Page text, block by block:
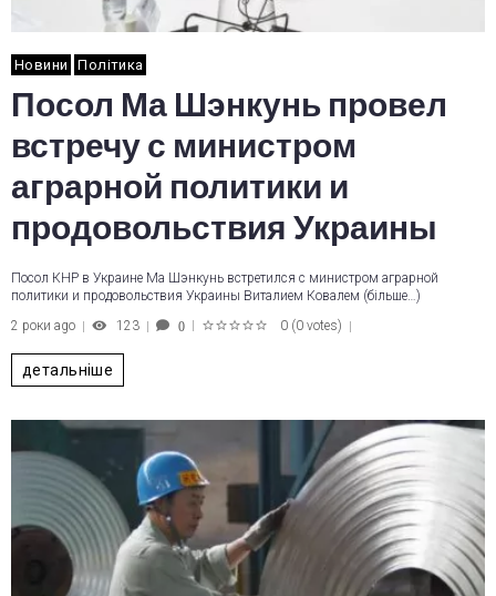
Новини Політика
Посол Ма Шэнкунь провел
встречу с министром
аграрной политики и
продовольствия Украины
Посол КНР в Украине Ма Шэнкунь встретился с министром аграрной
политики и продовольствия Украины Виталием Ковалем (більше…)
2 роки ago
123 0 0 (0 votes)
детальніше